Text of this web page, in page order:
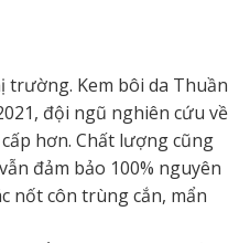
trường. Kem bôi da Thuần
đội ngũ nghiên cứu về
hơn. Chất lượng cũng
đảm bảo 100% nguyên
nốt côn trùng cắn, mẩn